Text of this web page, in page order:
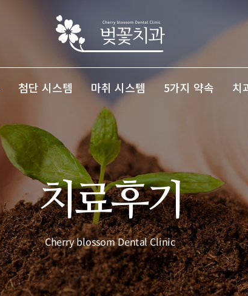
첨단 시스템 마취 시스템 5가지 약속 치
치료후기
Cherry blossom Dental Clinic